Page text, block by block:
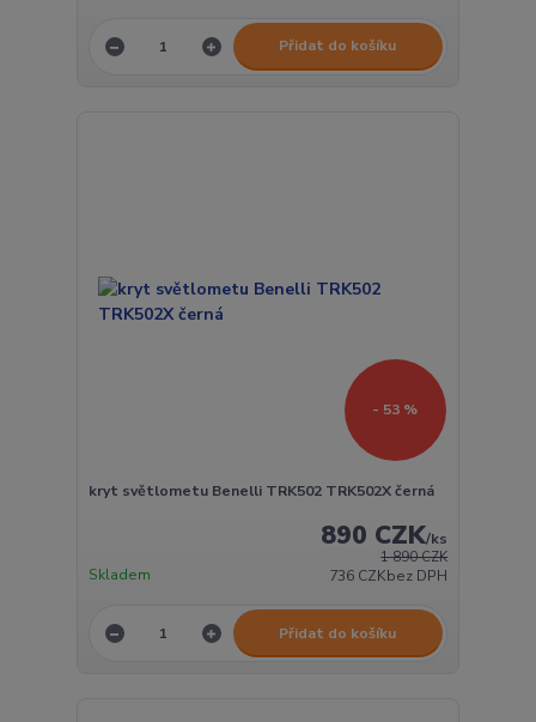
Přidat do košíku
- 53 %
kryt světlometu Benelli TRK502 TRK502X černá
1 890 CZK
890 CZK/ks
736 CZKbez DPH
Skladem
Přidat do košíku